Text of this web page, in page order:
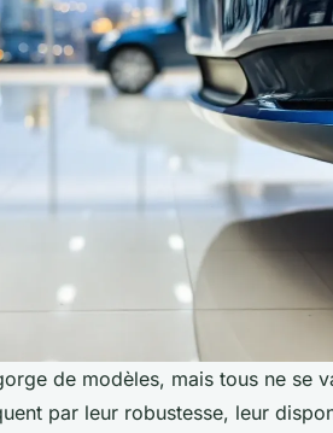
de modèles, mais tous ne se
par leur robustesse, leur